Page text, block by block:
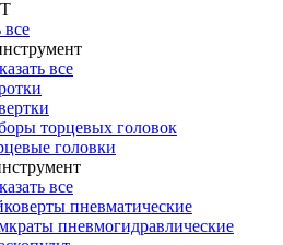
все
все
торцевых головок
головки
все
пневматические
пневмогидравлические